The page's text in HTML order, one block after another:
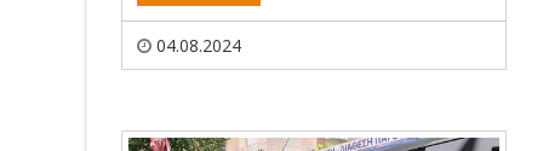
04.08.2024